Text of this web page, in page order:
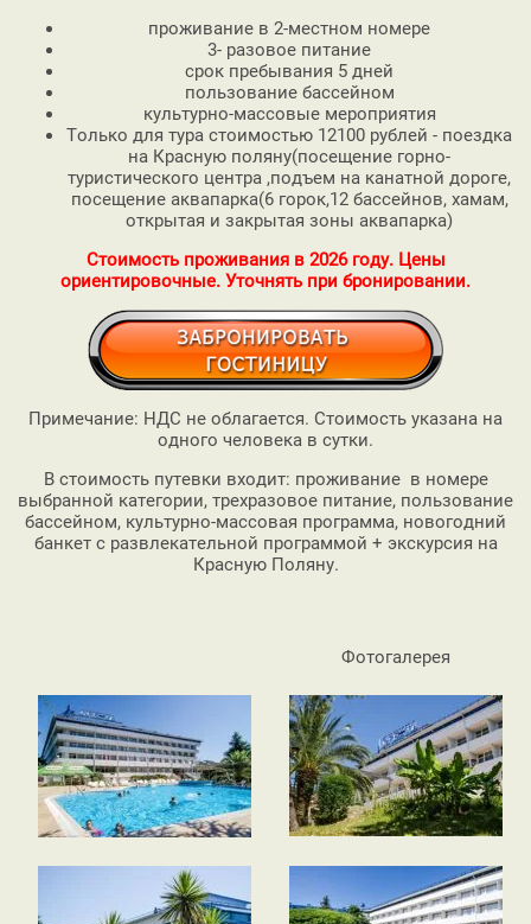
проживание в 2-местном номере
3- разовое питание
срок пребывания 5 дней
пользование бассейном
культурно-массовые мероприятия
Только для тура стоимостью 12100 рублей - поездка
на Красную поляну(посещение горно-
туристического центра ,подъем на канатной дороге,
посещение аквапарка(6 горок,12 бассейнов, хамам,
открытая и закрытая зоны аквапарка)
Стоимость проживания в 2026 году. Цены
ориентировочные. Уточнять при бронировании.
Примечание: НДС не облагается. Стоимость указана на
одного человека в сутки.
В стоимость путевки входит: проживание в номере
выбранной категории, трехразовое питание, пользование
бассейном, культурно-массовая программа, новогодний
банкет с развлекательной программой + экскурсия на
Красную Поляну.
Фотогалерея